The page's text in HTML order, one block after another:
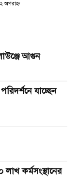
অপরাহ্ণ
আগুন
যাচ্ছেন
লাখ কর্মসংস্থানের